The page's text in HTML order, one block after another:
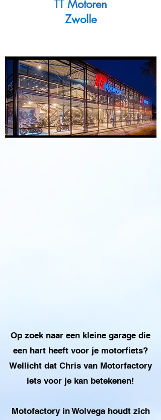
TT Motoren
Zwolle
Op zoek naar een kleine garage die
een hart heeft voor je motorfiets?
Wellicht dat Chris van Motorfactory
iets voor je kan betekenen!
Motofactory in Wolvega houdt zich